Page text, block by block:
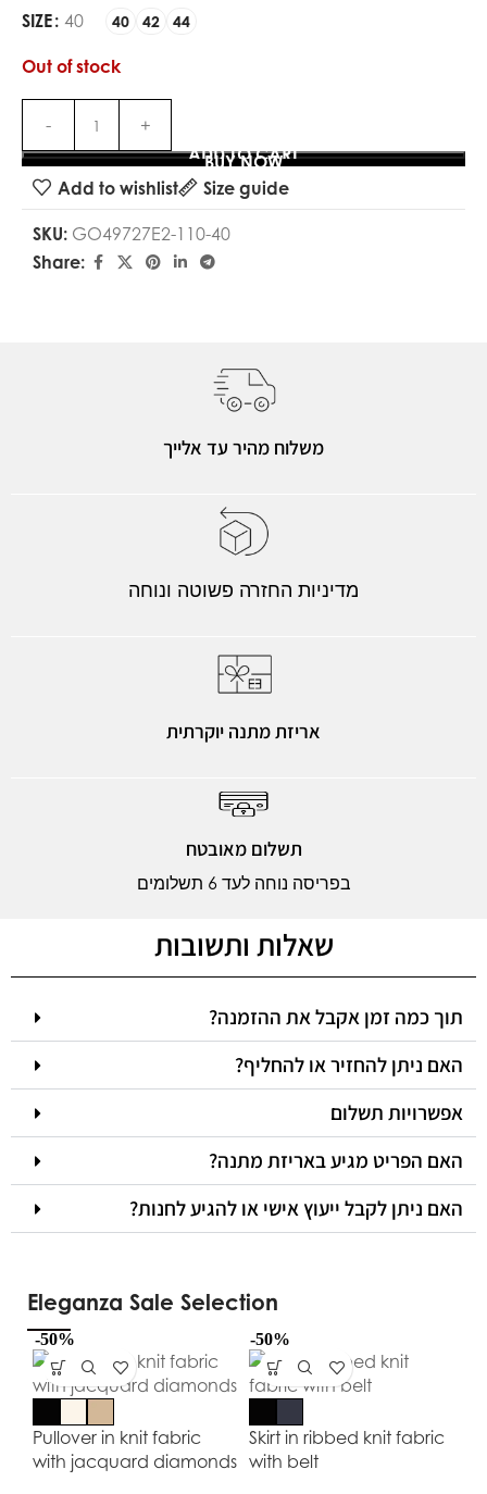
SIZE 40 40 42 44
Out of stock
ADD TO CART
BUY NOW
Add to wishlist
Size guide
SKU: GO49727E2-110-40
Share:
משלוח מהיר עד אלייך
מדיניות החזרה פשוטה ונוחה
אריזת מתנה יוקרתית
תשלום מאובטח
בפריסה נוחה לעד 6 תשלומים
שאלות ותשובות
תוך כמה זמן אקבל את ההזמנה?
האם ניתן להחזיר או להחליף?
אפשרויות תשלום
האם הפריט מגיע באריזת מתנה?
האם ניתן לקבל ייעוץ אישי או להגיע לחנות?
Eleganza Sale Selection
-50%
Pullover in knit fabric
with jacquard diamonds
-50%
Skirt in ribbed knit fabric
with belt